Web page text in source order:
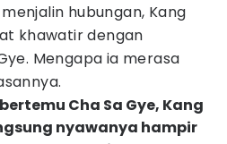
hubungan, Kang
khawatir dengan
Mengapa ia merasa
Cha Sa Gye, Kang
nyawanya hampir